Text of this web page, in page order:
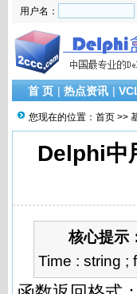
用户名：
首 页 | 热点资讯 |
您现在的位置： 首页 >>
Delphi中
核心提示
Time : string ;